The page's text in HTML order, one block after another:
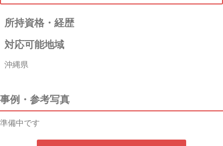
所持資格・経歴
対応可能地域
沖縄県
事例・参考写真
準備中です